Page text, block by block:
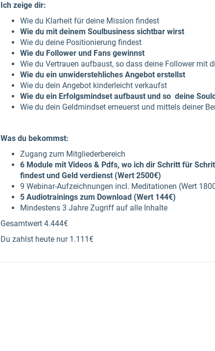
Ich zeige dir:
Wie du Klarheit für deine Mission findest
Wie du mit deinem Soulbusiness sichtbar wirst
Wie du deine Positionierung findest
Wie du Follower und Fans gewinnst
Wie du Vertrauen aufbaust, so dass deine Follower mit
Wie du ein unwiderstehliches Angebot erstellst
Wie du dein Angebot kinderleicht verkaufst
Wie du ein Erfolgsmindset aufbaust und so deine
Wie du dein Geldmindset erneuerst und mittels deiner
Was du bekommst:
Zugang zum Mitgliederbereich
6 Module mit Videos & Pdfs, wo ich dir Schritt für
findest und Geld verdienst (Wert 2500€)
9 Webinar-Aufzeichnungen incl. Meditationen (Wert
5 Audiotrainings zum Download (Wert 144€)
Mindestens 3 Jahre Zugriff auf alle Inhalte
Gesamtwert 4.444€
Du zahlst heute nur 1.111€